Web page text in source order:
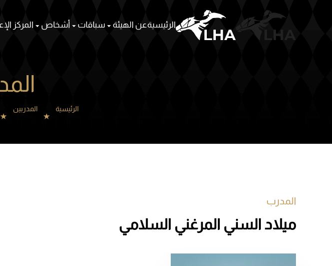
Skip to main content الرئيسيةعن الهيئة سباقات أشخاص المركز
الرئيسية المدربين
المدرب
ميلاد السني المرغني السلامي